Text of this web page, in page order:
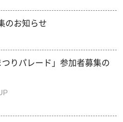
のお知らせ
つりパレード」参加者募集の